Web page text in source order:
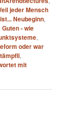
jeder Mensch
Neubeginn,
- wie
,
oder war
,
mit